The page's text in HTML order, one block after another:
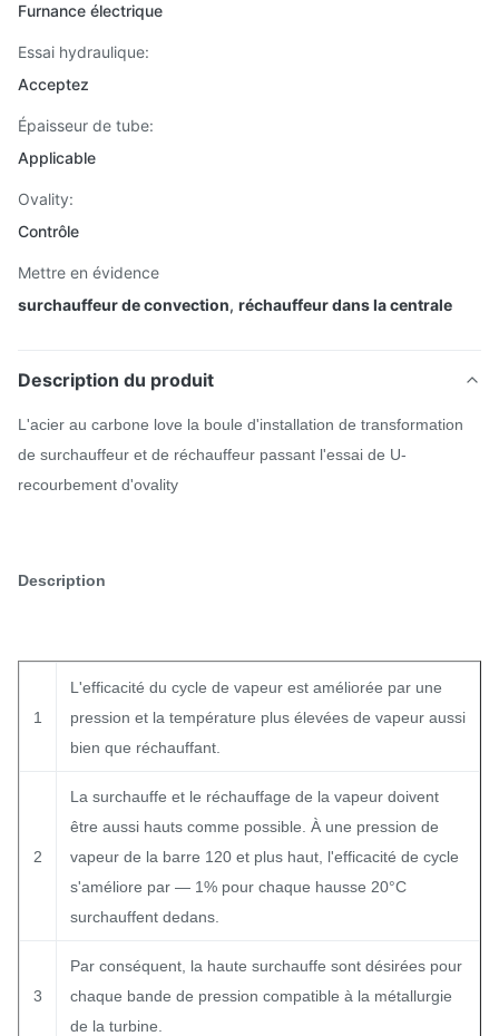
Furnance électrique
Essai hydraulique:
Acceptez
Épaisseur de tube:
Applicable
Ovality:
Contrôle
Mettre en évidence
surchauffeur de convection, réchauffeur dans la centrale
Description du produit
L'acier au carbone love la boule d'installation de transformation
de surchauffeur et de réchauffeur passant l'essai de U-
recourbement d'ovality
Description
1
L'efficacité du cycle de vapeur est améliorée par une
pression et la température plus élevées de vapeur aussi
bien que réchauffant.
2
La surchauffe et le réchauffage de la vapeur doivent
être aussi hauts comme possible. À une pression de
vapeur de la barre 120 et plus haut, l'efficacité de cycle
s'améliore par — 1% pour chaque hausse 20°C
surchauffent dedans.
3
Par conséquent, la haute surchauffe sont désirées pour
chaque bande de pression compatible à la métallurgie
de la turbine.